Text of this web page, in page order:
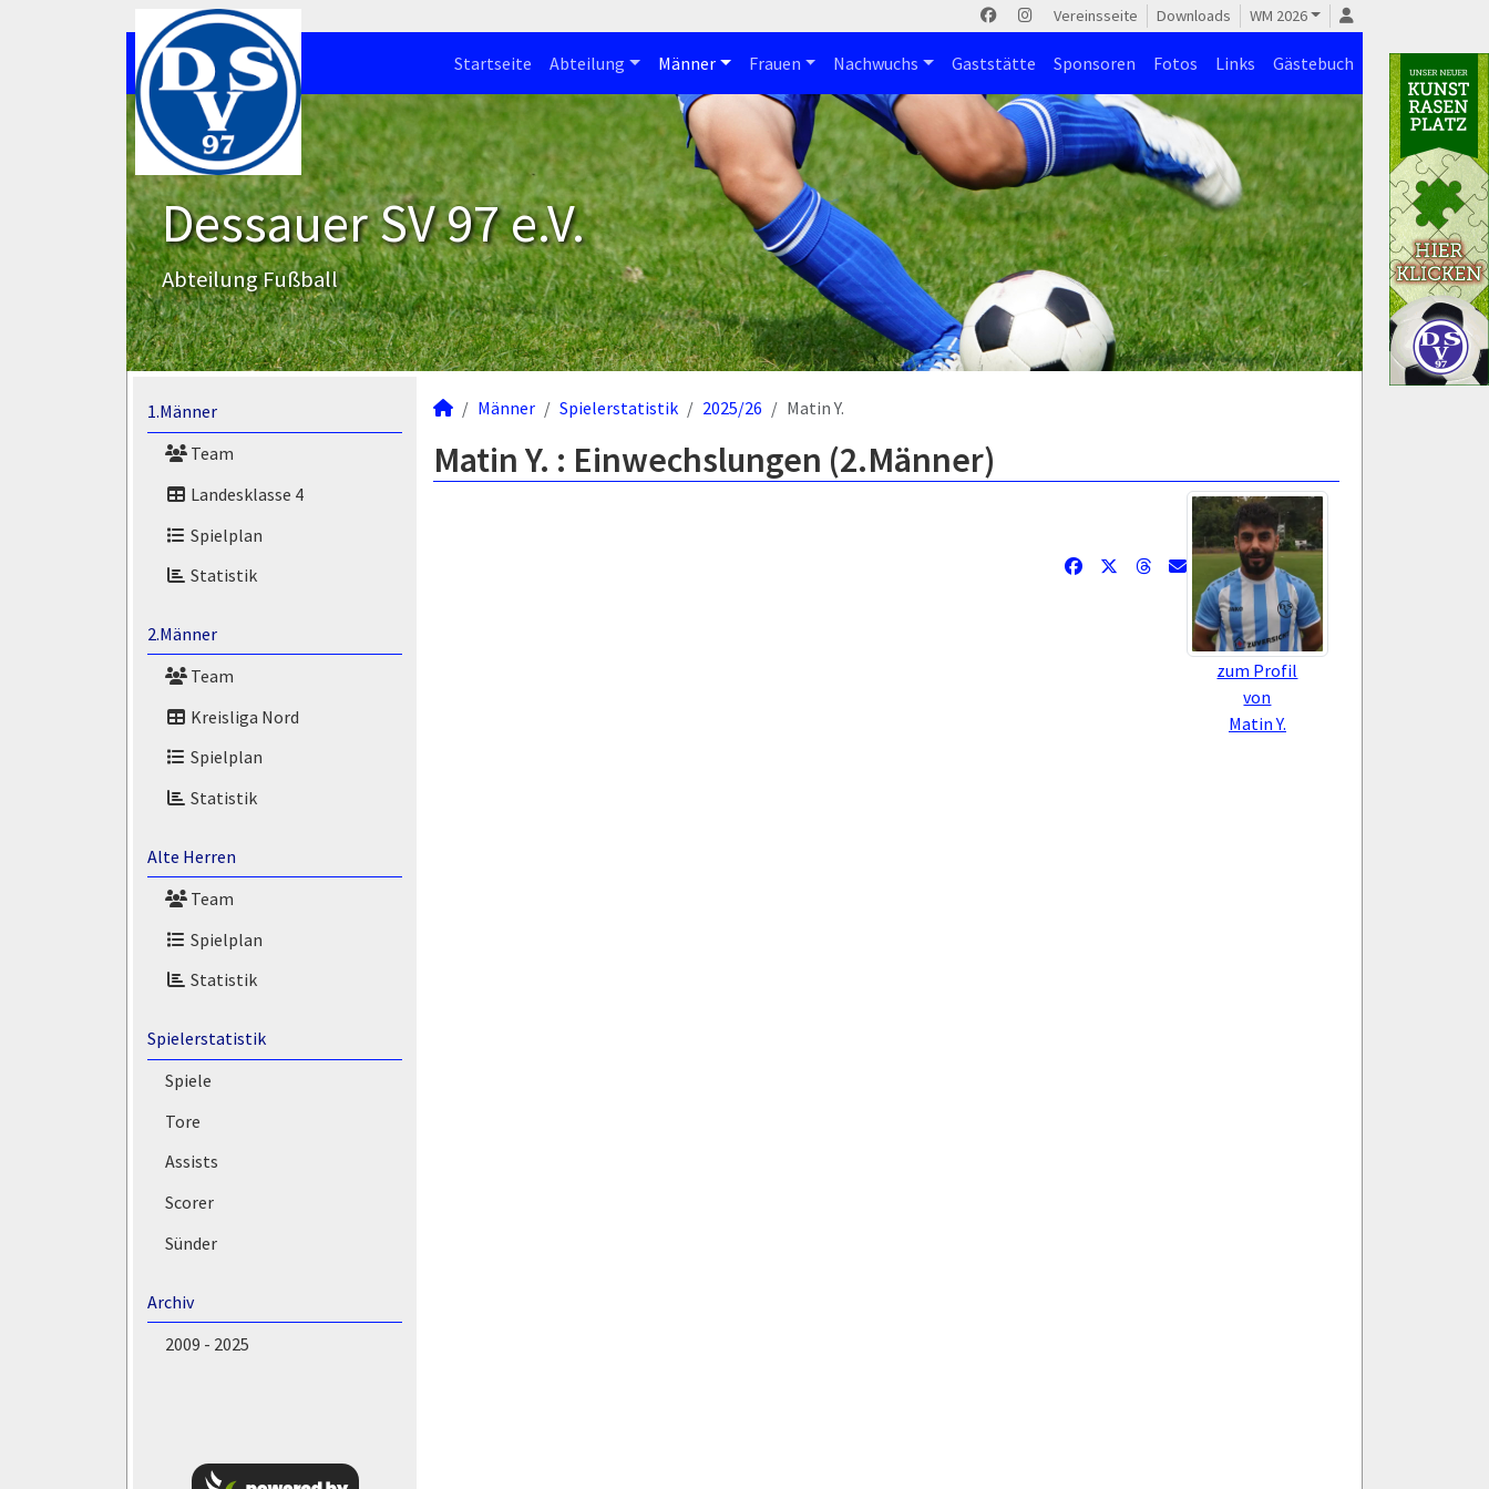
Vereinsseite Downloads WM 2026
Startseite Abteilung Männer Frauen Nachwuchs Gaststätte Sponsoren Fotos Links Gästebuch
Dessauer SV 97 e.V.
Abteilung Fußball
1.Männer
Team
Landesklasse 4
Spielplan
Statistik
2.Männer
Team
Kreisliga Nord
Spielplan
Statistik
Alte Herren
Team
Spielplan
Statistik
Spielerstatistik
Spiele
Tore
Assists
Scorer
Sünder
Archiv
2009 - 2025
Männer Spielerstatistik 2025/26 Matin Y.
Matin Y. : Einwechslungen (2.Männer)
zum Profil
von
Matin Y.